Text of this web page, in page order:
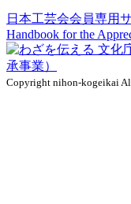
日本工芸会会員専用
Handbook for the
Copyright nihon-kogeikai